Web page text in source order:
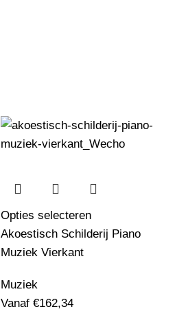
Opties selecteren
Akoestisch Schilderij Piano
Muziek Vierkant
Muziek
Vanaf€162,34